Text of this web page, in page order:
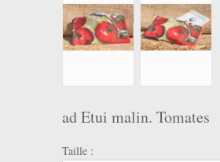
ad Etui malin. Tomates
Taille :